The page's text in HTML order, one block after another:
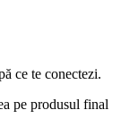
ce te conectezi.
pe produsul final